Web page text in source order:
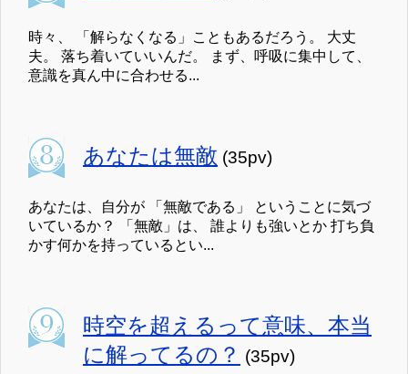
時々、 「解らなくなる」こともあるだろう。 大丈
夫。 落ち着いていいんだ。 まず、呼吸に集中して、
意識を真ん中に合わせる...
あなたは無敵 (35pv)
あなたは、自分が 「無敵である」 ということに気づ
いているか？ 「無敵」は、 誰よりも強いとか 打ち負
かす何かを持っているとい...
時空を超えるって意味、本当
に解ってるの？ (35pv)